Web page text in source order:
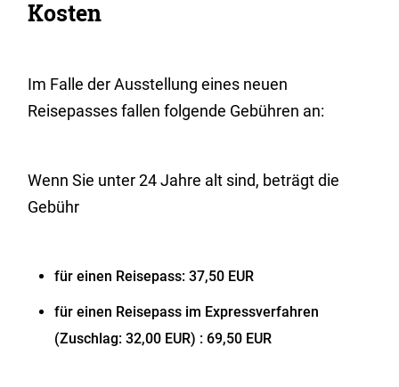
Kosten
Im Falle der Ausstellung eines neuen
Reisepasses fallen folgende Gebühren an:
Wenn Sie unter 24 Jahre alt sind, beträgt die
Gebühr
für einen Reisepass: 37,50 EUR
für einen Reisepass im Expressverfahren
(Zuschlag: 32,00 EUR) : 69,50 EUR